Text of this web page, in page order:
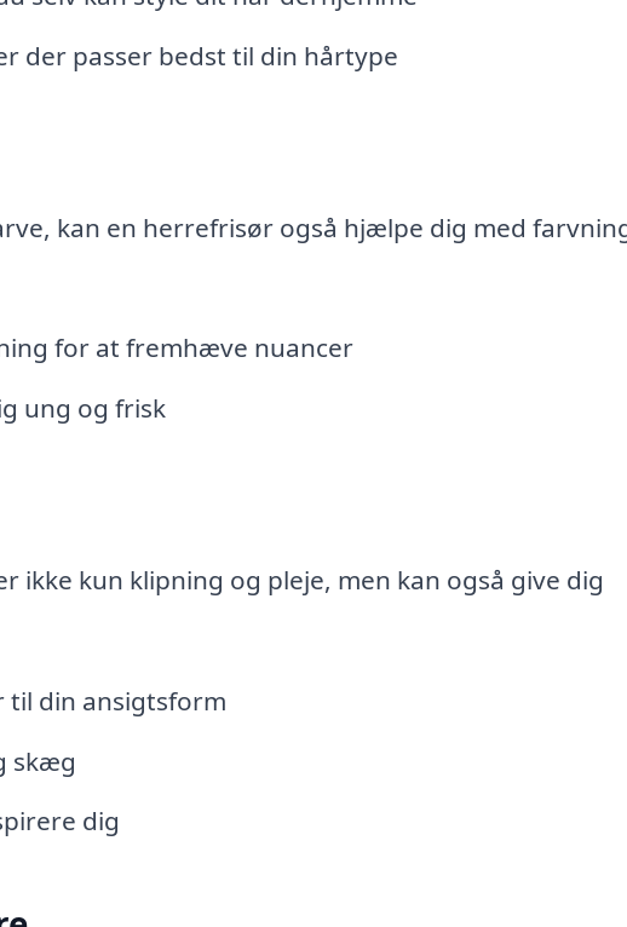
der passer bedst til din hårtype
kan en herrefrisør også hjælpe dig med
for at fremhæve nuancer
ung og frisk
ikke kun klipning og pleje, men kan også give dig
til din ansigtsform
skæg
dig